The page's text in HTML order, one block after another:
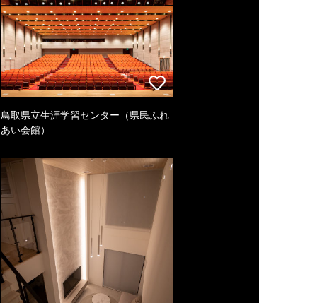
鳥取県立生涯学習センター（県民ふれ
あい会館）